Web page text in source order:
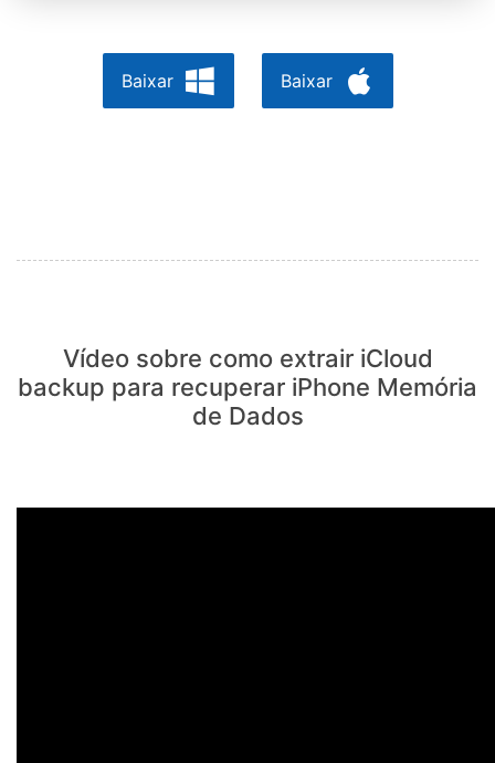
Baixar Baixar
Vídeo sobre como extrair iCloud
backup para recuperar iPhone Memória
de Dados